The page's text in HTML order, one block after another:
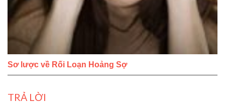
Sơ lược về Rối Loạn Hoảng Sợ
TRẢ LỜI